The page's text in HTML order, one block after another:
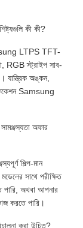
কী কী?
LTPS TFT-
RGB স্ট্রাইপ সাব-
যান্ত্রিক অঙ্কন,
Samsung
অফার
শিল্প-মান
সাথে পরীক্ষিত
পারি, অথবা আপনার
করতে পারি।
করা উচিত?